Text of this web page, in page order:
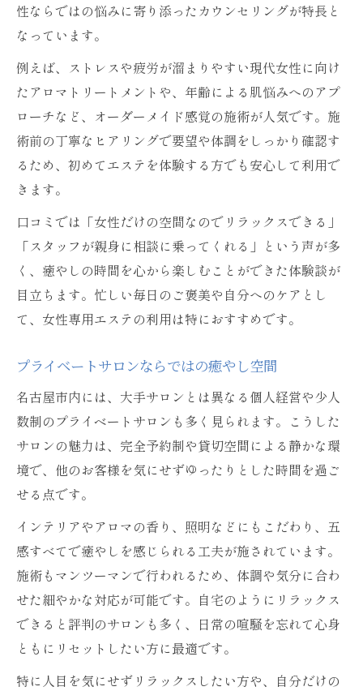
性ならではの悩みに寄り添ったカウンセリングが特長と
なっています。
例えば、ストレスや疲労が溜まりやすい現代女性に向け
たアロマトリートメントや、年齢による肌悩みへのアプ
ローチなど、オーダーメイド感覚の施術が人気です。施
術前の丁寧なヒアリングで要望や体調をしっかり確認す
るため、初めてエステを体験する方でも安心して利用で
きます。
口コミでは「女性だけの空間なのでリラックスできる」
「スタッフが親身に相談に乗ってくれる」という声が多
く、癒やしの時間を心から楽しむことができた体験談が
目立ちます。忙しい毎日のご褒美や自分へのケアとし
て、女性専用エステの利用は特におすすめです。
プライベートサロンならではの癒やし空間
名古屋市内には、大手サロンとは異なる個人経営や少人
数制のプライベートサロンも多く見られます。こうした
サロンの魅力は、完全予約制や貸切空間による静かな環
境で、他のお客様を気にせずゆったりとした時間を過ご
せる点です。
インテリアやアロマの香り、照明などにもこだわり、五
感すべてで癒やしを感じられる工夫が施されています。
施術もマンツーマンで行われるため、体調や気分に合わ
せた細やかな対応が可能です。自宅のようにリラックス
できると評判のサロンも多く、日常の喧騒を忘れて心身
ともにリセットしたい方に最適です。
特に人目を気にせずリラックスしたい方や、自分だけの